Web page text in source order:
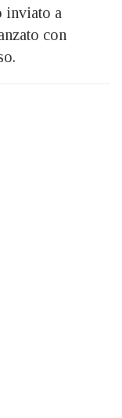
inviato a
con